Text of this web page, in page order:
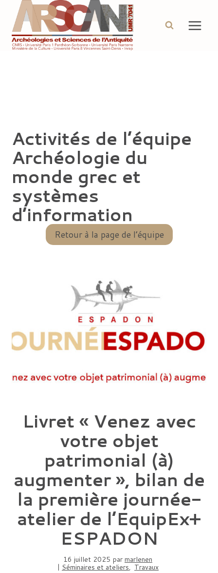
contenu
Activités de l’équipe
Archéologie du
monde grec et
systèmes
d’information
Retour à la page de l’équipe
Livret « Venez avec
votre objet
patrimonial (à)
augmenter », bilan de
la première journée-
atelier de l’EquipEx+
ESPADON
16 juillet 2025 par marlenen
| Séminaires et ateliers, Travaux